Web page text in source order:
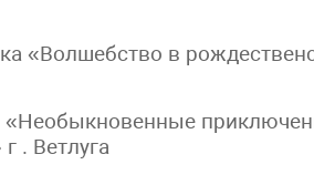
«Волшебство в
«Необыкновенные
. Ветлуга